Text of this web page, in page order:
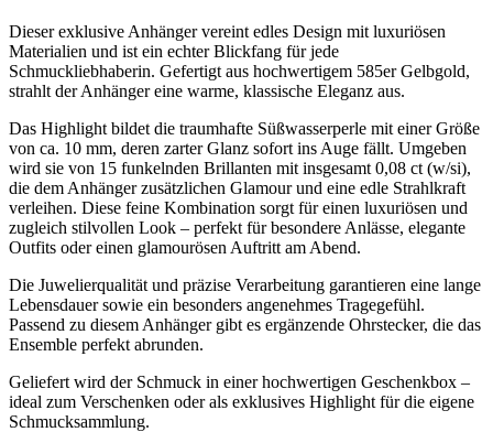
Dieser exklusive Anhänger vereint edles Design mit luxuriösen
Materialien und ist ein echter Blickfang für jede
Schmuckliebhaberin. Gefertigt aus hochwertigem 585er Gelbgold,
strahlt der Anhänger eine warme, klassische Eleganz aus.
Das Highlight bildet die traumhafte Süßwasserperle mit einer Größe
von ca. 10 mm, deren zarter Glanz sofort ins Auge fällt. Umgeben
wird sie von 15 funkelnden Brillanten mit insgesamt 0,08 ct (w/si),
die dem Anhänger zusätzlichen Glamour und eine edle Strahlkraft
verleihen. Diese feine Kombination sorgt für einen luxuriösen und
zugleich stilvollen Look – perfekt für besondere Anlässe, elegante
Outfits oder einen glamourösen Auftritt am Abend.
Die Juwelierqualität und präzise Verarbeitung garantieren eine lange
Lebensdauer sowie ein besonders angenehmes Tragegefühl.
Passend zu diesem Anhänger gibt es ergänzende Ohrstecker, die das
Ensemble perfekt abrunden.
Geliefert wird der Schmuck in einer hochwertigen Geschenkbox –
ideal zum Verschenken oder als exklusives Highlight für die eigene
Schmucksammlung.